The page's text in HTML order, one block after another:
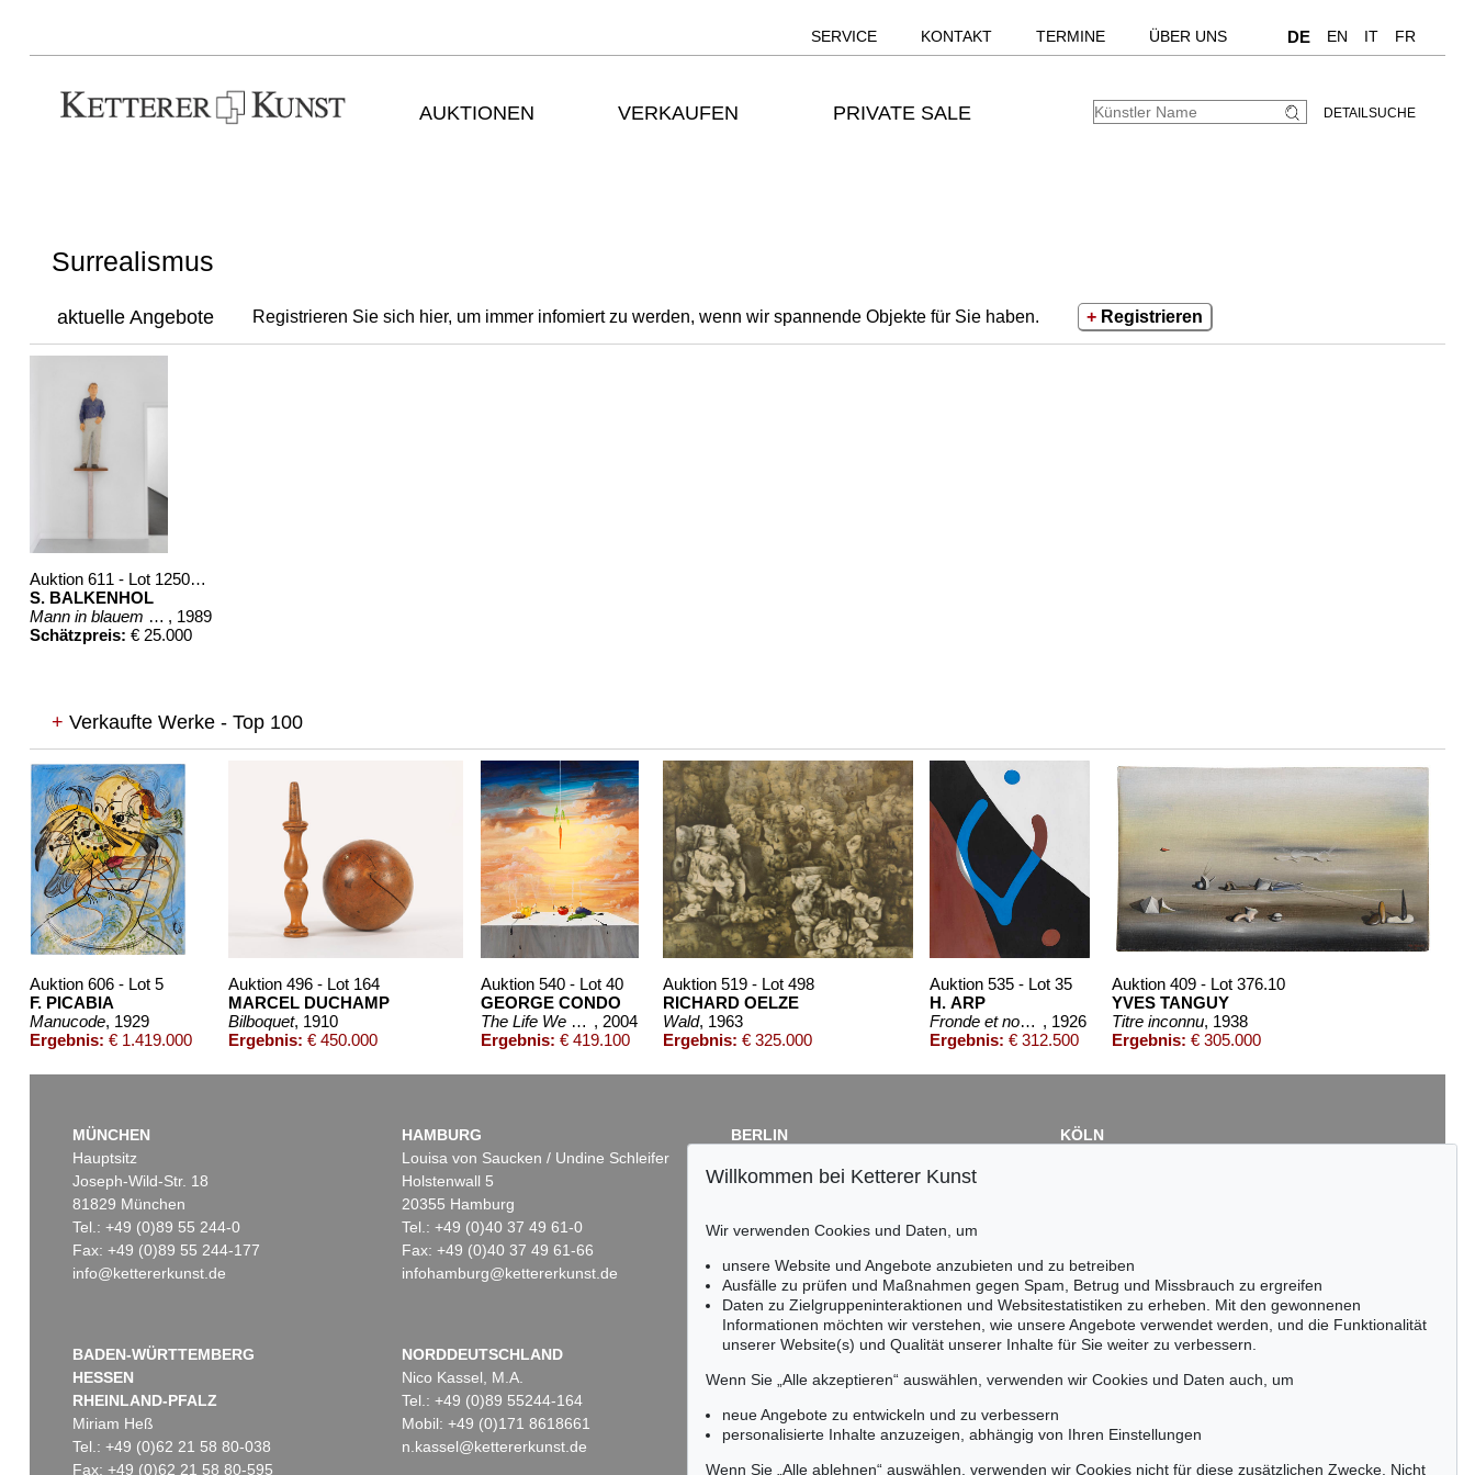
SERVICE KONTAKT TERMINE ÜBER UNS DE EN IT FR
AUKTIONEN VERKAUFEN PRIVATE SALE DETAILSUCHE
Surrealismus
aktuelle Angebote Registrieren Sie sich hier, um immer infomiert zu werden, wenn wir spannende Objekte für Sie haben. + Registrieren
Auktion 611 - Lot 125001201
S. BALKENHOL
Mann in blauem Hemd, 1989
Schätzpreis: € 25.000
+ Verkaufte Werke - Top 100
Auktion 606 - Lot 5
F. PICABIA
Manucode, 1929
Ergebnis: € 1.419.000
Auktion 496 - Lot 164
MARCEL DUCHAMP
Bilboquet, 1910
Ergebnis: € 450.000
Auktion 540 - Lot 40
GEORGE CONDO
The Life We Love, 2004
Ergebnis: € 419.100
Auktion 519 - Lot 498
RICHARD OELZE
Wald, 1963
Ergebnis: € 325.000
Auktion 535 - Lot 35
H. ARP
Fronde et nombrils (Schleuder und Nabel)
, 1926
Ergebnis: € 312.500
Auktion 409 - Lot 376.10
YVES TANGUY
Titre inconnu, 1938
Ergebnis: € 305.000
Auktion 535 - Lot 64
€ 300.000
Auktion 550 - Lot 58
Father, Dear Father, Come Home With Me Now, The Clock in the Steeple Strikes One (From "Come Home, Father" by Henry Clay Work)
Auktion 606 - Lot 47
KARIN KNEFFEL
€ 258.000
Auktion 514 - Lot 231
H. ARP
Gurife II, 1954
Ergebnis:€ 250.000
Auktion 590 - Lot 3
WILLIAM N. COPLEY
My Mother was a Lady - like yours you will allow
, 1966
Ergebnis:€ 228.600
MÜNCHEN
Hauptsitz
Joseph-Wild-Str. 18
81829 München
Tel.: +49 (0)89 55 244-0
Fax: +49 (0)89 55 244-177
info@kettererkunst.de
HAMBURG
Louisa von Saucken / Undine Schleifer
Holstenwall 5
20355 Hamburg
Tel.: +49 (0)40 37 49 61-0
Fax: +49 (0)40 37 49 61-66
infohamburg@kettererkunst.de
BERLIN
Fasanenstr. 70
Tel.: +49 (0)30 88 67 53-63
infoberlin@kettererkunst.de
KÖLN
BADEN-WÜRTTEMBERG
HESSEN
RHEINLAND-PFALZ
Miriam Heß
Tel.: +49 (0)62 21 58 80-038
Fax: +49 (0)62 21 58 80-595
NORDDEUTSCHLAND
Nico Kassel, M.A.
Tel.: +49 (0)89 55244-164
Mobil: +49 (0)171 8618661
n.kassel@kettererkunst.de
Keine Auktion mehr verpassen!
Wir informieren Sie rechtzeitig.
Willkommen bei Ketterer Kunst
Wir verwenden Cookies und Daten, um
unsere Website und Angebote anzubieten und zu betreiben
Ausfälle zu prüfen und Maßnahmen gegen Spam, Betrug und Missbrauch zu ergreifen
Daten zu Zielgruppeninteraktionen und Websitestatistiken zu erheben. Mit den gewonnenen
Informationen möchten wir verstehen, wie unsere Angebote verwendet werden, und die Funktionalität
unserer Website(s) und Qualität unserer Inhalte für Sie weiter zu verbessern.
Wenn Sie „Alle akzeptieren“ auswählen, verwenden wir Cookies und Daten auch, um
neue Angebote zu entwickeln und zu verbessern
personalisierte Inhalte anzuzeigen, abhängig von Ihren Einstellungen
Wenn Sie „Alle ablehnen“ auswählen, verwenden wir Cookies nicht für diese zusätzlichen Zwecke. Nicht